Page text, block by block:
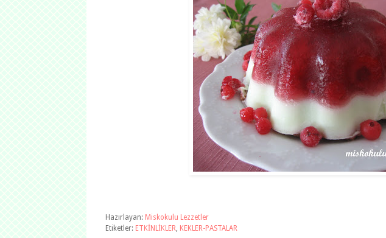
Hazırlayan: Miskokulu Lezzetler
Etiketler: ETKİNLİKLER, KEKLER-PASTALAR